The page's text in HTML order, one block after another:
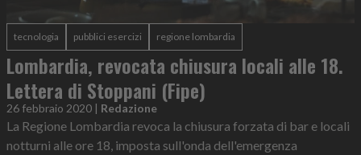
tecnologia pubblici esercizi regione lombardia
Lombardia, revocata chiusura locali alle 18.
Lettera di Stoppani (Fipe)
26 febbraio 2020 | Redazione
La Regione Lombardia revoca la chiusura forzata di bar e locali
notturni alle ore 18, imposta sull'onda dell'emergenza